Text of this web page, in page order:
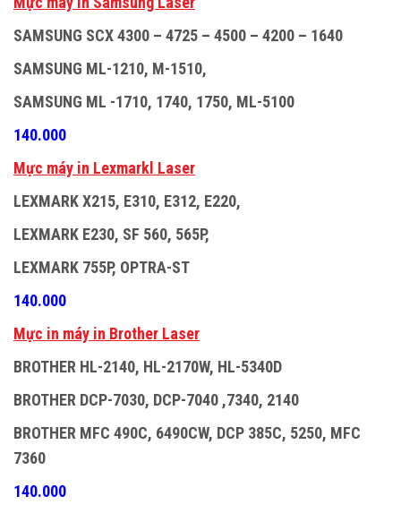
SAMSUNG SCX 4300 – 4725 – 4500 – 4200 – 1640
SAMSUNG ML-1210, M-1510,
SAMSUNG ML -1710, 1740, 1750, ML-5100
140.000
Mực máy in Lexmarkl Laser
LEXMARK X215, E310, E312, E220,
LEXMARK E230, SF 560, 565P,
LEXMARK 755P, OPTRA-ST
140.000
Mực in máy in Brother Laser
BROTHER HL-2140, HL-2170W, HL-5340D
BROTHER DCP-7030, DCP-7040 ,7340, 2140
BROTHER MFC 490C, 6490CW, DCP 385C, 5250, MFC
7360
140.000